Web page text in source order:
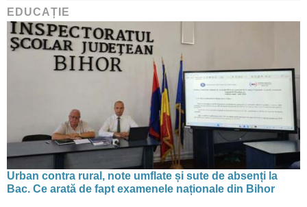
EDUCAȚIE
Urban contra rural, note umflate și sute de absenți la
Bac. Ce arată de fapt examenele naționale din Bihor